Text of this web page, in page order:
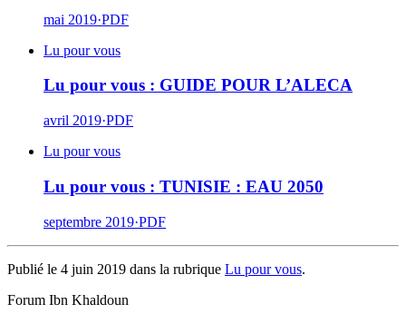
mai 2019·PDF
Lu pour vous
Lu pour vous : GUIDE POUR L’ALECA
avril 2019·PDF
Lu pour vous
Lu pour vous : TUNISIE : EAU 2050
septembre 2019·PDF
Publié le 4 juin 2019 dans la rubrique Lu pour vous.
Forum Ibn Khaldoun